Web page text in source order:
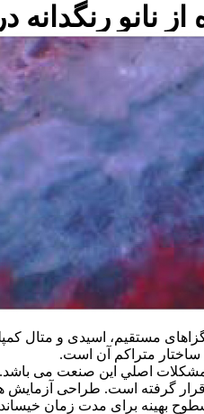
از نانو
مستقيم، اسيدی و متال
متراكم آن است.
اصلي اين صنعت می باشد.
بهينه برای مدت زمان